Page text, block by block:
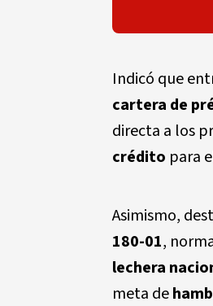
Indicó que
cartera de
directa a los
crédito para
Asimismo,
180-01,
lechera
meta de